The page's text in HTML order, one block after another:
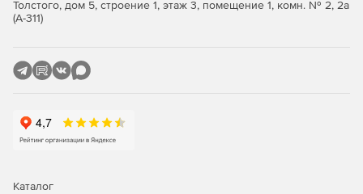
Руководителю и ИП — для работы на Госуслугах, в
ИТ-отделу — для централизованной установки СКЗИ
на рабочие места и серверы.
подписания контрактов на площадках госзакупок.
Толстого, дом 5, строение 1, этаж 3, помещение 1, комн. № 2, 2а
(А-311)
Каталог